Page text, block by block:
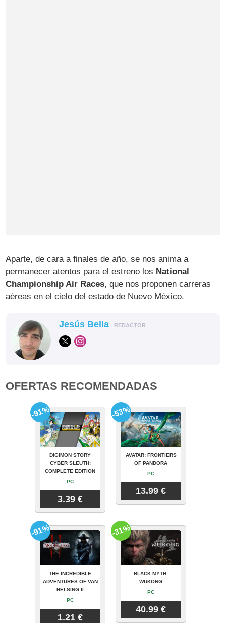
Aparte, de cara a finales de año, se nos anima a
permanecer atentos para el estreno los National
Championship Air Races, que nos proponen carreras
aéreas en el cielo del estado de Nuevo México.
Jesús Bella REDACTOR
OFERTAS RECOMENDADAS
DIGIMON STORY
CYBER SLEUTH:
COMPLETE EDITION
PC
3.39 €
-91%
AVATAR: FRONTIERS
OF PANDORA
PC
13.99 €
-53%
THE INCREDIBLE
ADVENTURES OF VAN
HELSING II
PC
1.21 €
-91%
BLACK MYTH:
WUKONG
PC
40.99 €
-31%